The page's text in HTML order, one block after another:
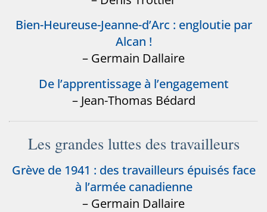
Bien-Heureuse-Jeanne-d’Arc : engloutie par
Alcan !
– Germain Dallaire
De l’apprentissage à l’engagement
– Jean-Thomas Bédard
Les grandes luttes des travailleurs
Grève de 1941 : des travailleurs épuisés face
à l’armée canadienne
– Germain Dallaire